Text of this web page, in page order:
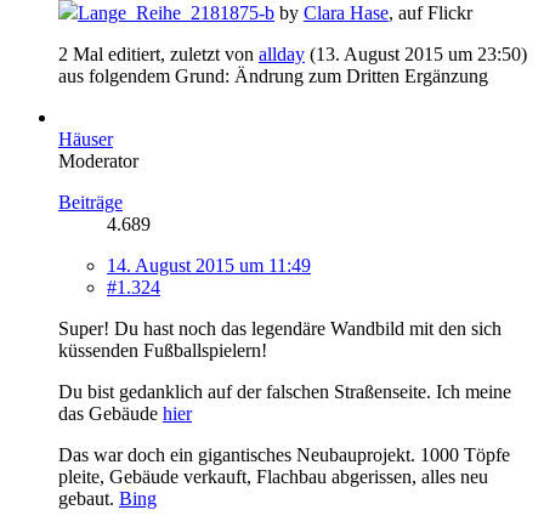
Lange_Reihe_2181875-b by Clara Hase, auf Flickr
2 Mal editiert, zuletzt von allday (13. August 2015 um 23:50)
aus folgendem Grund: Ändrung zum Dritten Ergänzung
Häuser
Moderator
Beiträge
4.689
14. August 2015 um 11:49
#1.324
Super! Du hast noch das legendäre Wandbild mit den sich
küssenden Fußballspielern!
Du bist gedanklich auf der falschen Straßenseite. Ich meine
das Gebäude hier
Das war doch ein gigantisches Neubauprojekt. 1000 Töpfe
pleite, Gebäude verkauft, Flachbau abgerissen, alles neu
gebaut. Bing